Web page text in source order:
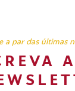
a par das últimas